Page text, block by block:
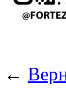
←